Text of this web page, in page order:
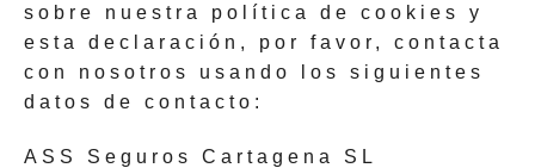
sobre nuestra política de cookies y
esta declaración, por favor, contacta
con nosotros usando los siguientes
datos de contacto:
ASS Seguros Cartagena SL